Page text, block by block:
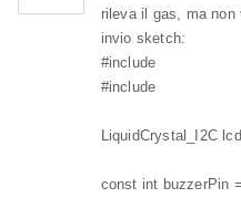
rileva il gas, ma non
invio sketch:
#include
#include
LiquidCrystal_I2C
const int buzzerPin